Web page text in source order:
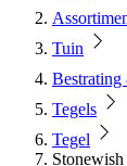
Tuin
Bestrating
Tegels
Tegel